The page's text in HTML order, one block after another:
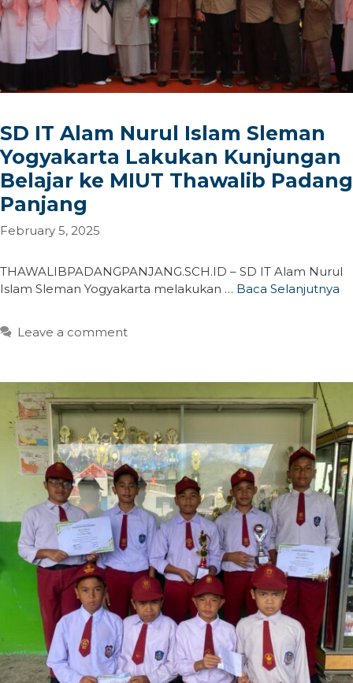
SD IT Alam Nurul Islam Sleman
Yogyakarta Lakukan Kunjungan
Belajar ke MIUT Thawalib Padang
Panjang
February 5, 2025
THAWALIBPADANGPANJANG.SCH.ID – SD IT Alam Nurul
Islam Sleman Yogyakarta melakukan … Baca Selanjutnya
Leave a comment